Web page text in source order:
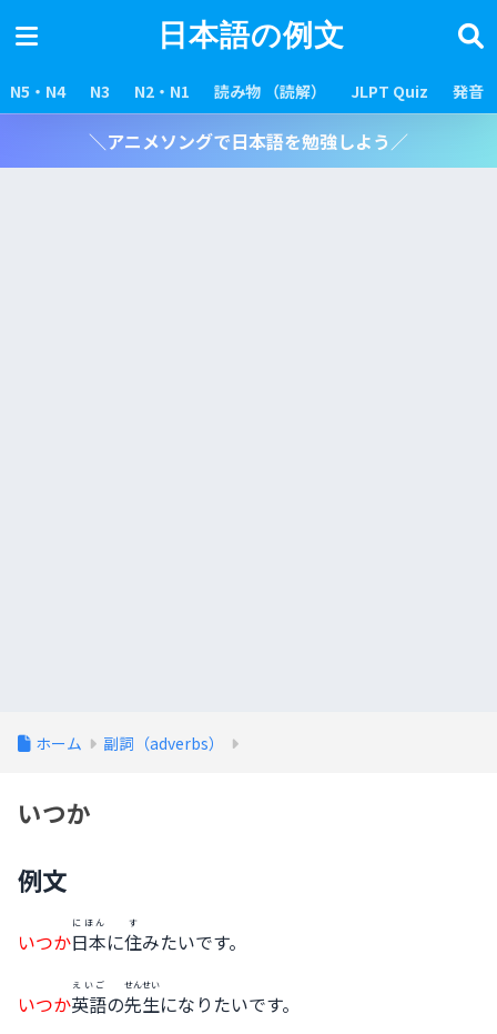
日本語の例文
N5・N4 N3 N2・N1 読み物 （読解） JLPT Quiz 発音
＼アニメソングで日本語を勉強しよう／
ホーム 副詞（adverbs）
いつか
例文
いつか日本
にほん
に住
す
みたいです。
いつか英語
えいご
の先生
せんせい
になりたいです。